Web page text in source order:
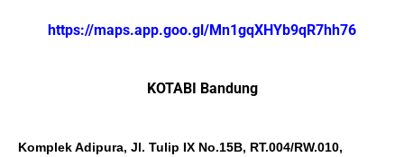
https://maps.app.goo.gl/Mn1gqXHYb9qR7hh76
KOTABI Bandung
Komplek Adipura, Jl. Tulip IX No.15B, RT.004/RW.010,